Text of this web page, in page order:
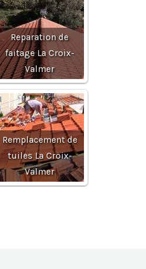
Reparation de
faitage La Croix-
Valmer
Remplacement de
tuiles La Croix-
Valmer